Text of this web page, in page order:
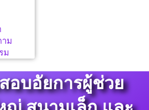
ม
ม
อบอัยการผู้ช่วย